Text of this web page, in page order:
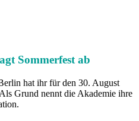
Sommerfest ab
hat ihr für den 30. August
Grund nennt die Akademie ihre